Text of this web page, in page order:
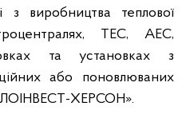
з виробництва теплової
ТЕС, АЕС,
та установках з
або поновлюваних
ХЕРСОН».